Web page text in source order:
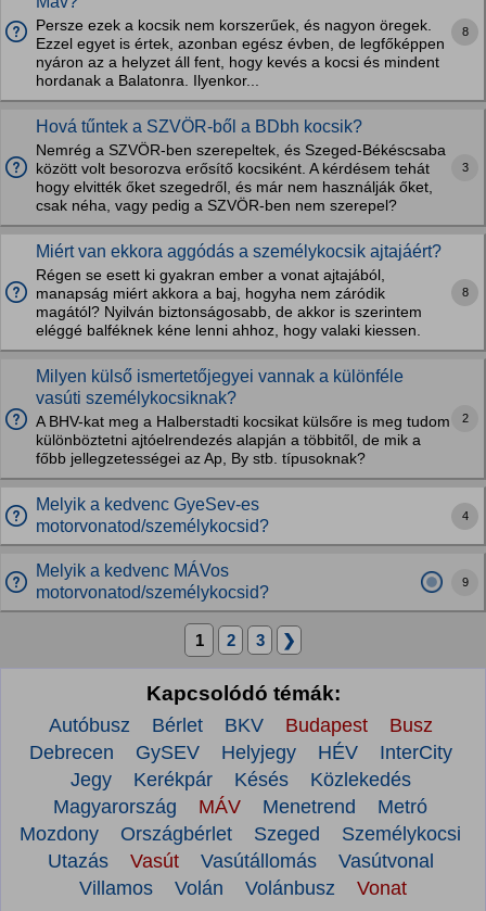
Persze ezek a kocsik nem korszerűek, és nagyon öregek.
Ezzel egyet is értek, azonban egész évben, de legfőképpen
nyáron az a helyzet áll fent, hogy kevés a kocsi és mindent
hordanak a Balatonra. Ilyenkor...
8
Hová tűntek a SZVÖR-ből a BDbh kocsik?
Nemrég a SZVÖR-ben szerepeltek, és Szeged-Békéscsaba
között volt besorozva erősítő kocsiként. A kérdésem tehát
hogy elvitték őket szegedről, és már nem használják őket,
csak néha, vagy pedig a SZVÖR-ben nem szerepel?
3
Miért van ekkora aggódás a személykocsik ajtajáért?
Régen se esett ki gyakran ember a vonat ajtajából,
manapság miért akkora a baj, hogyha nem záródik
magától? Nyilván biztonságosabb, de akkor is szerintem
eléggé balféknek kéne lenni ahhoz, hogy valaki kiessen.
8
Milyen külső ismertetőjegyei vannak a különféle
vasúti személykocsiknak?
A BHV-kat meg a Halberstadti kocsikat külsőre is meg tudom
különböztetni ajtóelrendezés alapján a többitől, de mik a
főbb jellegzetességei az Ap, By stb. típusoknak?
2
Melyik a kedvenc GyeSev-es
motorvonatod/személykocsid?
4
Melyik a kedvenc MÁVos
motorvonatod/személykocsid?
9
1 2 3 ❯
Kapcsolódó témák:
Autóbusz Bérlet BKV Budapest
Busz
Debrecen
GySEV Helyjegy HÉV
InterCity
Jegy
Kerékpár Késés
Közlekedés
Magyarország
MÁV Menetrend
Metró
Mozdony
Országbérlet Szeged
Személykocsi
Utazás
Vasút Vasútállomás
Vasútvonal
Villamos
Volán Volánbusz Vonat